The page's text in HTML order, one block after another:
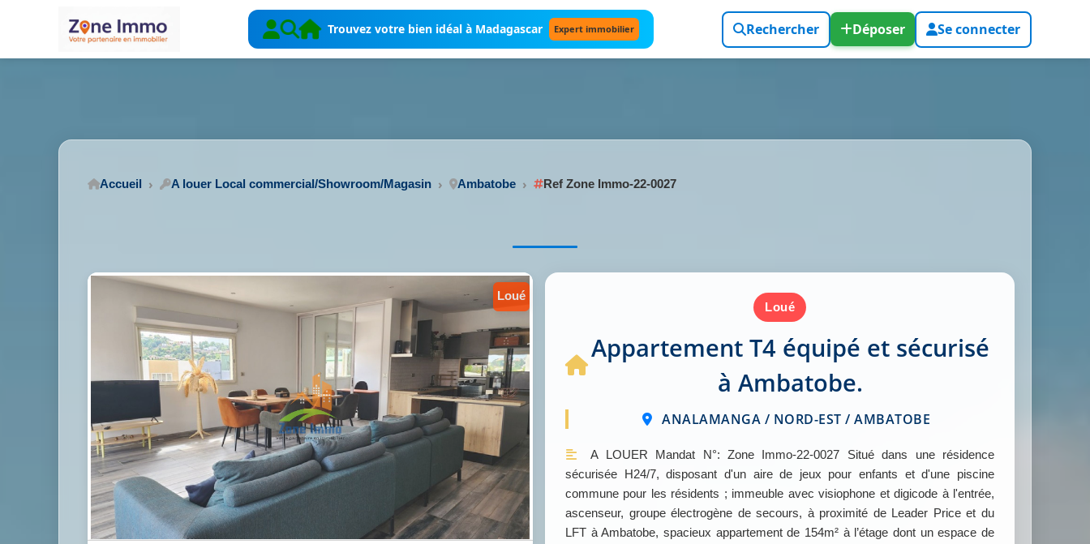
Trouvez votre bien idéal à Madagascar Expert immobilier Rechercher Déposer Se connecter
Accueil A louer Local commercial/Showroom/Magasin Ambatobe Ref Zone Immo-22-0027
loué
loué
Appartement T4 équipé et sécurisé
à Ambatobe.
ANALAMANGA / NORD-EST / AMBATOBE
A LOUER Mandat N°: Zone Immo-22-0027 Situé dans une résidence
sécurisée H24/7, disposant d'un aire de jeux pour enfants et d'une piscine
commune pour les résidents ; immeuble avec visiophone et digicode à l'entrée,
ascenseur, groupe électrogène de secours, à proximité de Leader Price et du
LFT à Ambatobe, spacieux appartement de 154m² à l’étage dont un espace de